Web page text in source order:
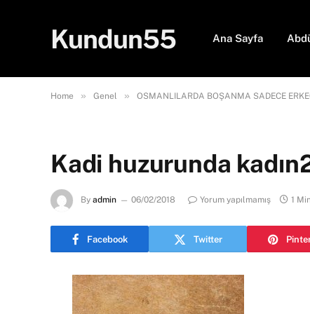
Kundun55 Ana Sayfa
Home » Genel » OSMANLILARDA BOŞANMA SADECE
Kadi huzurunda
By admin 06/02/2018 Yorum yapılmamış 1
Facebook Twitter